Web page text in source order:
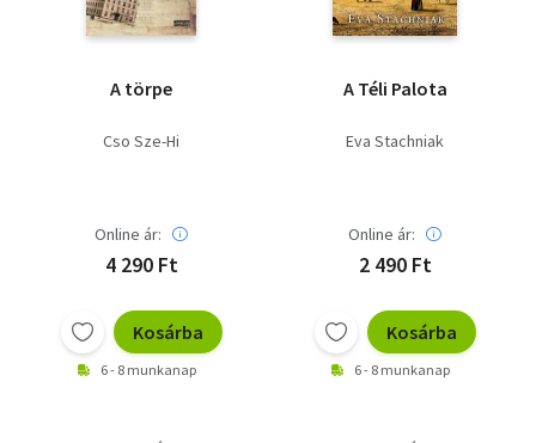
A törpe
Cso Sze-Hi
Online ár:
4 290 Ft
Kosárba
6 - 8 munkanap
A Téli Palota
Eva Stachniak
Online ár:
2 490 Ft
Kosárba
6 - 8 munkanap